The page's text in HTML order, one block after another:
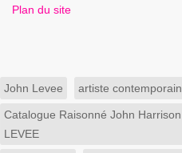
Plan du site
John Levee artiste contemporain
Catalogue Raisonné John Harrison
LEVEE